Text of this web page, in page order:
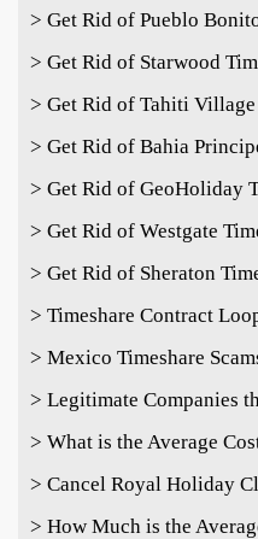
> Get Rid of Pueblo
> Get Rid of Starwood
> Get Rid of Tahiti Village
> Get Rid of Bahia
> Get Rid of GeoHoliday
> Get Rid of Westgate
> Get Rid of Sheraton
> Timeshare Contract
> Mexico Timeshare
> Legitimate Companies
> What is the Average
> Cancel Royal Holiday
> How Much is the